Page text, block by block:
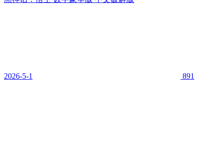
2026-5-1 891